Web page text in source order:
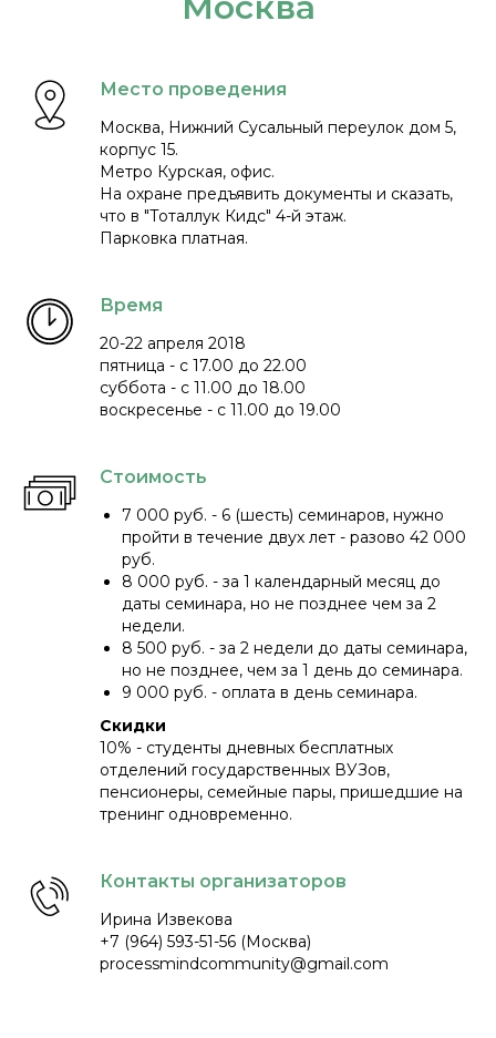
Место проведения
Москва, Нижний Сусальный переулок дом 5,
корпус 15.
Метро Курская, офис.
На охране предъявить документы и сказать,
что в "Тоталлук Кидс" 4-й этаж.
Парковка платная.
Время
20-22 апреля 2018
пятница - с 17.00 до 22.00
суббота - с 11.00 до 18.00
воскресенье - с 11.00 до 19.00
Стоимость
7 000 руб. - 6 (шесть) семинаров, нужно
пройти в течение двух лет - разово 42 000
руб.
8 000 руб. - за 1 календарный месяц до
даты семинара, но не позднее чем за 2
недели.
8 500 руб. - за 2 недели до даты семинара,
но не позднее, чем за 1 день до семинара.
9 000 руб. - оплата в день семинара.
Скидки
10% - студенты дневных бесплатных
отделений государственных ВУЗов,
пенсионеры, семейные пары, пришедшие на
тренинг одновременно.
Контакты организаторов
Ирина Извекова
+7 (964) 593-51-56 (Москва)
processmindcommunity@gmail.com